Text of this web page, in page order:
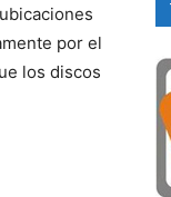
por el
los discos